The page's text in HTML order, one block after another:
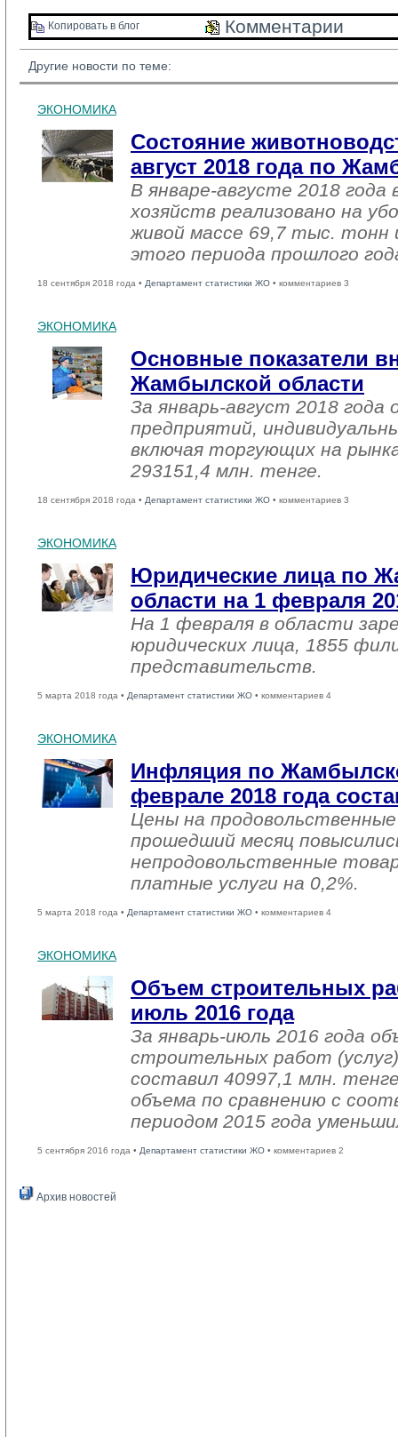
Копировать в блог Комментарии
Другие новости по теме:
ЭКОНОМИКА
Состояние
август 2018 года по
В январе-августе 2018 года
хозяйств реализовано на
живой массе 69,7 тыс. тонн
этого периода прошлого
18 сентября 2018 года • Департамент статистики ЖО • комментариев 3
ЭКОНОМИКА
Основные показатели
Жамбылской области
За январь-август 2018
предприятий,
включая торгующих на
293151,4 млн. тенге.
18 сентября 2018 года • Департамент статистики ЖО • комментариев 3
ЭКОНОМИКА
Юридические лица по
области на 1 февраля
На 1 февраля в области
юридических лица, 1855
представительств.
5 марта 2018 года • Департамент статистики ЖО • комментариев 4
ЭКОНОМИКА
Инфляция по
феврале 2018 года
Цены на
прошедший месяц
непродовольственные
платные услуги на 0,2%.
5 марта 2018 года • Департамент статистики ЖО • комментариев 4
ЭКОНОМИКА
Объем строительных
июль 2016 года
За январь-июль 2016 года
строительных работ
составил 40997,1 млн.
объема по сравнению с
периодом 2015 года
5 сентября 2016 года • Департамент статистики ЖО • комментариев 2
Архив новостей